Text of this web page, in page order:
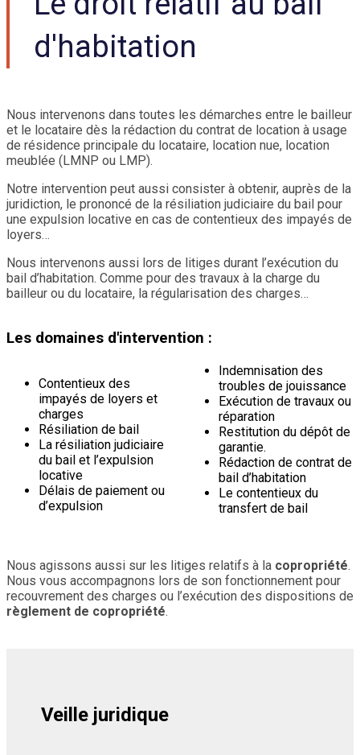
d'habitation
Nous intervenons dans toutes les démarches entre le bailleur
et le locataire dès la rédaction du contrat de location à usage
de résidence principale du locataire, location nue, location
meublée (LMNP ou LMP).
Notre intervention peut aussi consister à obtenir, auprès de la
juridiction, le prononcé de la résiliation judiciaire du bail pour
une expulsion locative en cas de contentieux des impayés de
loyers…
Nous intervenons aussi lors de litiges durant l’exécution du
bail d’habitation. Comme pour des travaux à la charge du
bailleur ou du locataire, la régularisation des charges…
Les domaines d'intervention :
Contentieux des
impayés de loyers et
charges
Résiliation de bail
La résiliation judiciaire
du bail et l’expulsion
locative
Délais de paiement ou
d’expulsion
Indemnisation des
troubles de jouissance
Exécution de travaux ou
réparation
Restitution du dépôt de
garantie.
Rédaction de contrat de
bail d’habitation
Le contentieux du
transfert de bail
Nous agissons aussi sur les litiges relatifs à la copropriété.
Nous vous accompagnons lors de son fonctionnement pour
recouvrement des charges ou l’exécution des dispositions de
règlement de copropriété.
Veille juridique